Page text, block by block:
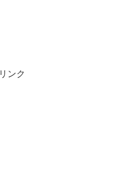
ンク